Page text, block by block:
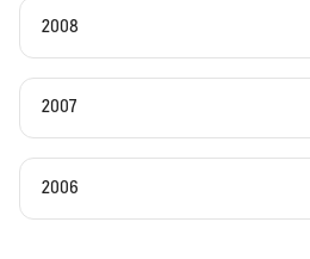
2008
2007
2006